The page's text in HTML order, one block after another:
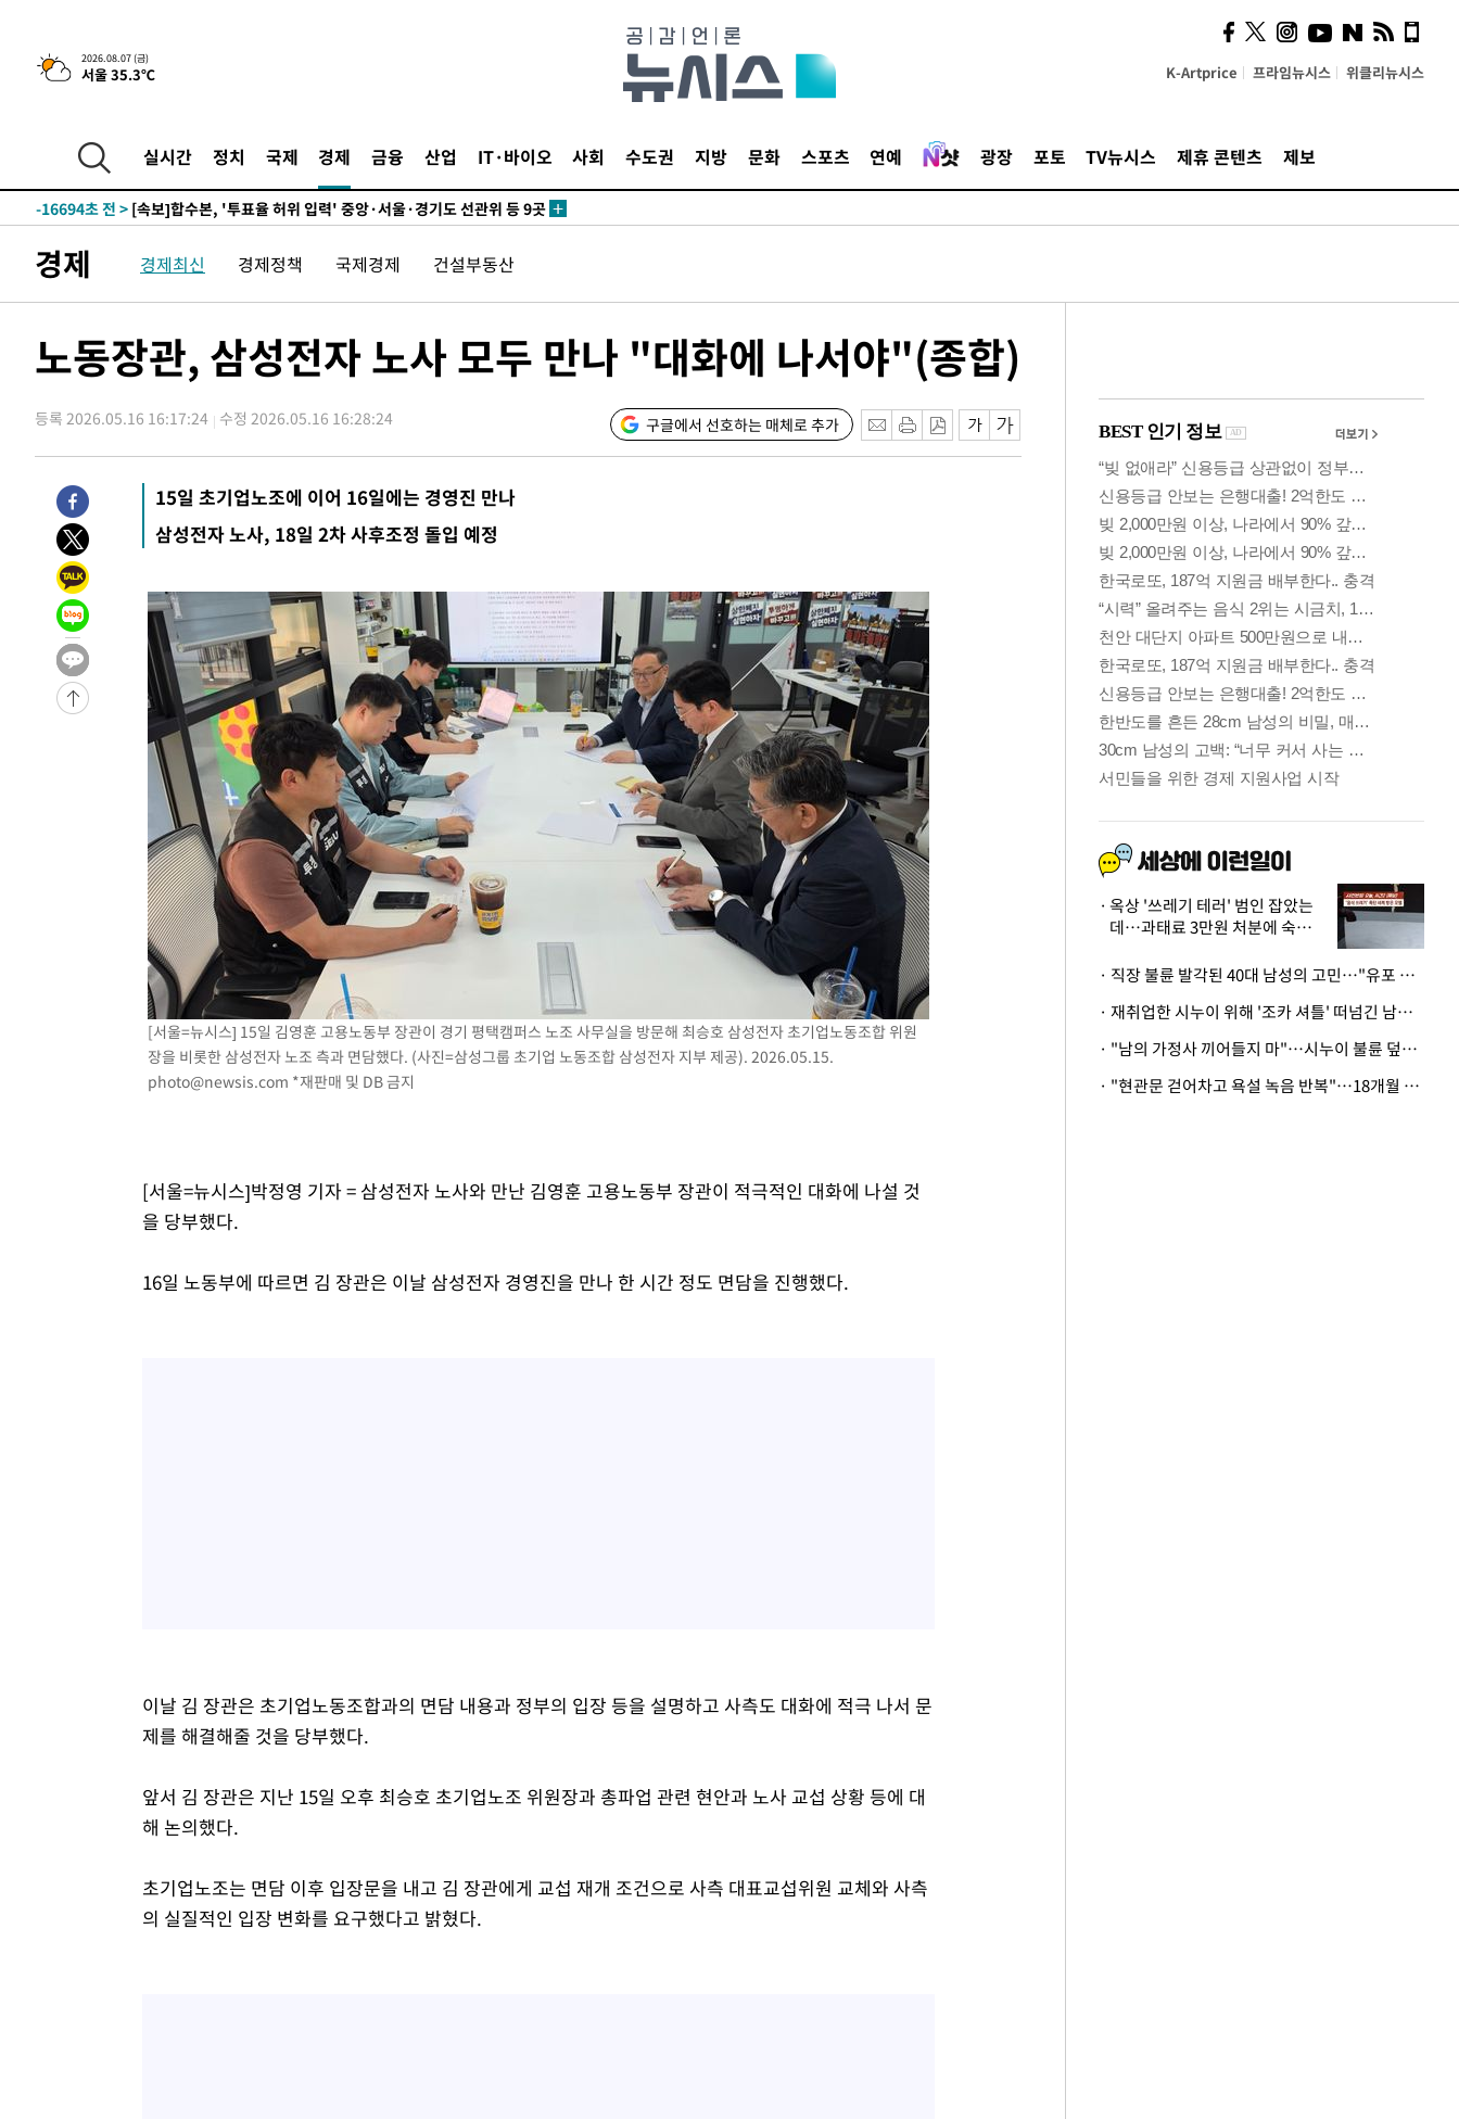
2026.08.07 (금)
서울 35.3℃ K-Artprice 프라임뉴시스 위클리뉴시스
실시간 정치 국제 경제 금융 산업 IT·바이오 사회 수도권 지방 문화 스포츠 연예 광장 포토 TV뉴시스 제휴 콘텐츠 제보
-23256초 전 >[속보]종합특검, '관저이전 봐주기 감사' 유병호 구속기소
-19856초 전 >민주 콩고 에볼라환자 4천명 돌파, 4053명 발생 1850명 사망
-18300초 전 >
"미 전국적 살모네라 식중독 원인은 멕시코산 할라피뇨"-- CDC
-16813초 전 >
-16694초 전 > [속보]합수본, '투표율 허위 입력' 중앙·서울·경기도 선관위 등 9곳
-16245초 전 >
[속보]삼성전자·SK하이닉스 동반 강보합…1%대 상승 출발
-16231초 전 >[속보]코스닥, 5.95포인트(0.74%) 상승한 807.62개장
-13364초 전 >시리아 다마스쿠스 교외에서 미니버스 폭발.. 14명 부상, 3명은 중
-7626초 전 >이란, 호르무즈서 "적국 목표물들"과 대치로 남부 케슘섬에서 두차
-6341초 전 >[속보]美, 폴리실리콘 수입 규제…파생제품 15% 관세, 120일 후 발
-4492초 전 >
[속보]트럼프, 美 원정출산 금지 행정명령 서명
-2192초 전 >
[속보] 뉴욕증시, 일제 하락 마감…나스닥 0.06%↓
-30925초 전 >
[속보]국힘 윤리위, '돌려차기 발언' 진종오·서범수 징계 절차 개시
-26250초 전 >
25.3%↑
-23410초 전 >
[속보]'채상병 순직 책임' 임성근, 항소심도 징역 3년
-23276초 전 >
[속보]종합특검, '관저이전 봐주기 감사' 유병호 구속기소
-19876초 전 >
민주 콩고 에볼라환자 4천명 돌파, 4053명 발생 1850명 사망
-19126초 전 >
[속보]'300억원대 사기 혐의' 차가원 대표 구속 송치
"미 전국적 살모네라 식중독 원인은 멕시코산 할라피뇨"-- CDC
[속보]경찰·노동부, HL만도 평택사업장 끼임 사망 관련 압수수색
[속보]합수본, '투표율 허위 입력' 중앙·서울·경기도 선관위 등 9곳
[속보]원·달러 환율, 오전 9시 1423.8원
[속보]삼성전자·SK하이닉스 동반 강보합…1%대 상승 출발
[속보]코스닥, 5.95포인트(0.74%) 상승한 807.62개장
[속보]코스피, 6300선 재탈환…1.09% 오른 6365.07 개장
시리아 다마스쿠스 교외에서 미니버스 폭발.. 14명 부상, 3명은 중
입추에도 극한더위…서울 낮 39도 '폭염중대경보'
이란, 호르무즈서 "적국 목표물들"과 대치로 남부 케슘섬에서 두차
[속보]美, 폴리실리콘 수입 규제…파생제품 15% 관세, 120일 후 발
[속보]트럼프, 美 원정출산 금지 행정명령 서명
[속보] 뉴욕증시, 일제 하락 마감…나스닥 0.06%↓
경제 경제최신 경제정책 국제경제 건설부동산
노동장관, 삼성전자 노사 모두 만나 "대화에 나서야"(종합)
등록 2026.05.16 16:17:24 수정 2026.05.16 16:28:24 구글에서 선호하는 매체로 추가
15일 초기업노조에 이어 16일에는 경영진 만나
삼성전자 노사, 18일 2차 사후조정 돌입 예정
[서울=뉴시스] 15일 김영훈 고용노동부 장관이 경기 평택캠퍼스 노조 사무실을 방문해 최승호 삼성전자 초기업노동조합 위원
장을 비롯한 삼성전자 노조 측과 면담했다. (사진=삼성그룹 초기업 노동조합 삼성전자 지부 제공). 2026.05.15.
photo@newsis.com *재판매 및 DB 금지
[서울=뉴시스]박정영 기자 = 삼성전자 노사와 만난 김영훈 고용노동부 장관이 적극적인 대화에 나설 것
을 당부했다.
16일 노동부에 따르면 김 장관은 이날 삼성전자 경영진을 만나 한 시간 정도 면담을 진행했다.
이날 김 장관은 초기업노동조합과의 면담 내용과 정부의 입장 등을 설명하고 사측도 대화에 적극 나서 문
제를 해결해줄 것을 당부했다.
앞서 김 장관은 지난 15일 오후 최승호 초기업노조 위원장과 총파업 관련 현안과 노사 교섭 상황 등에 대
해 논의했다.
초기업노조는 면담 이후 입장문을 내고 김 장관에게 교섭 재개 조건으로 사측 대표교섭위원 교체와 사측
의 실질적인 입장 변화를 요구했다고 밝혔다.
시, 스마트폰 액세서리에
NFC 더했다
옥상 '쓰레기 테러' 범인 잡았는
데…과태료 3만원 처분에 숙박업
· 직장 불륜 발각된 40대 남성의 고민…"유포 동료 명예훼손·협박죄 고소 가능할까"
· 재취업한 시누이 위해 '조카 셔틀' 떠넘긴 남편…아내 "난 못한다"
· "남의 가정사 끼어들지 마"…시누이 불륜 덮으려는 남편에 억울한 아내
· "현관문 걷어차고 욕설 녹음 반복"…18개월 아기 키우는 집 뒤흔든 '앞집의 비극'